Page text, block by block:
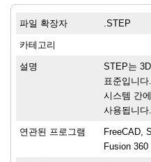
파일 확장자 .STEP
카테고리
설명
STEP는
표준입니
시스템 간
사용됩니다.
연관된 프로그램
FreeCAD,
Fusion 360